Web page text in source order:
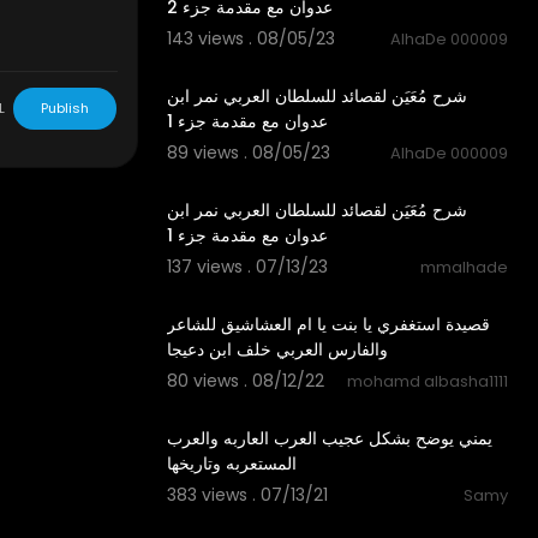
عدوان مع مقدمة جزء 2
143 views . 08/05/23
AlhaDe 000009
شرح مُعَيَن لقصائد للسلطان العربي نمر ابن
عدوان مع مقدمة جزء 1
89 views . 08/05/23
AlhaDe 000009
شرح مُعَيَن لقصائد للسلطان العربي نمر ابن
عدوان مع مقدمة جزء 1
137 views . 07/13/23
mmalhade
قصيدة استغفري يا بنت يا ام العشاشيق للشاعر
والفارس العربي خلف ابن دعيجا
80 views . 08/12/22
mohamd albasha1111
يمني يوضح بشكل عجيب العرب العاربه والعرب
المستعربه وتاريخها
383 views . 07/13/21
Samy
Publish